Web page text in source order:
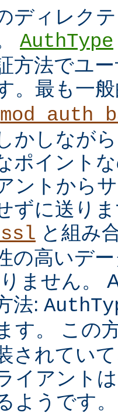
ディレク
AuthType
方法でユ
。最も一
かしなが
ポイント
ントから
ずに送り
と組み
の高いデ
ません。
法:
す。 この
されてい
イアント
ようです。